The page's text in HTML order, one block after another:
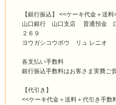
【銀行振込】 <<ケーキ代金＋送料
山口銀行 山口支店 普通預金
２６９
ヨウガシコウボウ リュ レニオ
各支払い手数料
銀行振込手数料はお客さま実費ご
【代引き】
<<ケーキ代金＋送料＋代引き手数